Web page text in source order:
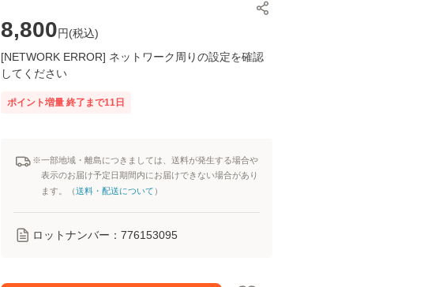
8,800円(税込)
[NETWORK ERROR] ネットワーク周りの設定を確認
してください
ポイント増量 終了まで11 日
※一部地域・離島につきましては、送料が発生する場合や
表示のお届け予定日期間内にお届けできない場合があり
ます。（送料・配送について ）
ロットナンバー： 776153095